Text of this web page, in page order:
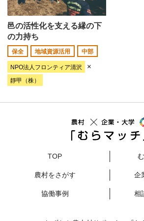
邑の活性化を支える縁の下
の力持ち
保全 地域資源活用 中部
NPO法人フロンティア清沢 ×
靜甲（株）
TOP
農村をさがす 企
協働事例 相